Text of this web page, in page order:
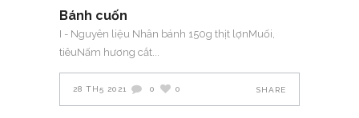
Bánh cuốn
I - Nguyên liệu Nhân bánh 150g thịt lợnMuối,
tiêuNấm hương cắt
28 TH5 2021 0 0 SHARE